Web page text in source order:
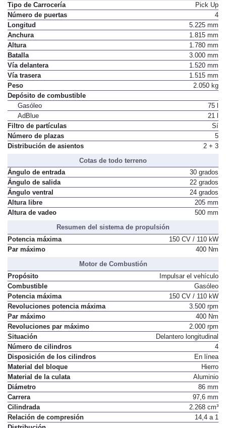
Tipo de Carrocería
Pick Up
Número de puertas
4
Longitud
5.225 mm
Anchura
1.815 mm
Altura
1.780 mm
Batalla
3.000 mm
Vía delantera
1.520 mm
Vía trasera
1.515 mm
Peso
2.050 kg
Depósito de combustible
Gasóleo
75 l
AdBlue
21 l
Filtro de partículas
Sí
Número de plazas
5
Distribución de asientos
2 + 3
Cotas de todo terreno
Ángulo de entrada
30 grados
Ángulo de salida
22 grados
Ángulo ventral
24 grados
Altura libre
205 mm
Altura de vadeo
500 mm
Resumen del sistema de propulsión
Potencia máxima
150 CV / 110 kW
Par máximo
400 Nm
Motor de Combustión
Propósito
Impulsar el vehículo
Combustible
Gasóleo
Potencia máxima
150 CV / 110 kW
Revoluciones potencia máxima
3.500 rpm
Par máximo
400 Nm
Revoluciones par máximo
2.000 rpm
Situación
Delantero longitudinal
Número de cilindros
4
Disposición de los cilindros
En línea
Material del bloque
Hierro
Material de la culata
Aluminio
Diámetro
86 mm
Carrera
97,6 mm
Cilindrada
2.268 cm³
Relación de compresión
14,4 a 1